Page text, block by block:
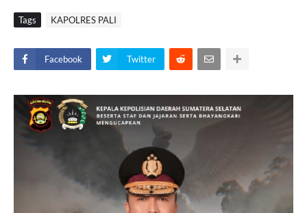
Tags KAPOLRES PALI
Facebook Twitter